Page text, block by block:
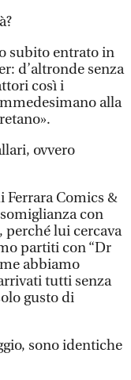
subito entrato in
d’altronde senza
così i
alla
ovvero
Ferrara Comics &
con
perché lui cercava
partiti con “Dr
abbiamo
tutti senza
gusto di
sono identiche